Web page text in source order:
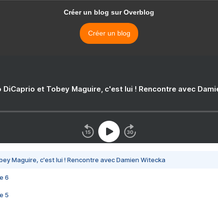
Créer un blog sur Overblog
Créer un blog
DiCaprio et Tobey Maguire, c'est lui ! Rencontre avec
Maguire, c'est lui ! Rencontre avec Damien Witecka
6
5